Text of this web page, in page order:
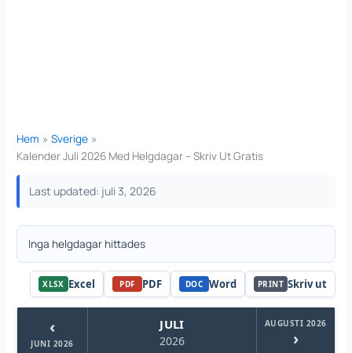
Hem
Sverige
Kalender Juli 2026 Med Helgdagar – Skriv Ut Gratis
Last updated: juli 3, 2026
Inga helgdagar hittades
XLSX Excel PDF PDF DOC Word PRINT Skriv ut
‹
JUNI 2026
JULI
2026
AUGUSTI 2026
›